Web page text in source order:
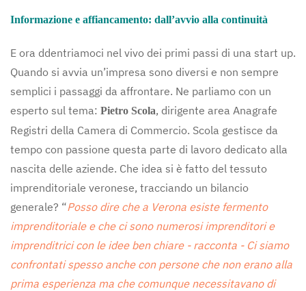
Informazione e affiancamento: dall’avvio alla continuità
E ora ddentriamoci nel vivo dei primi passi di una start up.
Quando si avvia un’impresa sono diversi e non sempre
semplici i passaggi da affrontare. Ne parliamo con un
esperto sul tema: Pietro Scola, dirigente area Anagrafe
Registri della Camera di Commercio. Scola gestisce da
tempo con passione questa parte di lavoro dedicato alla
nascita delle aziende. Che idea si è fatto del tessuto
imprenditoriale veronese, tracciando un bilancio
generale? “Posso dire che a Verona esiste fermento
imprenditoriale e che ci sono numerosi imprenditori e
imprenditrici con le idee ben chiare - racconta - Ci siamo
confrontati spesso anche con persone che non erano alla
prima esperienza ma che comunque necessitavano di